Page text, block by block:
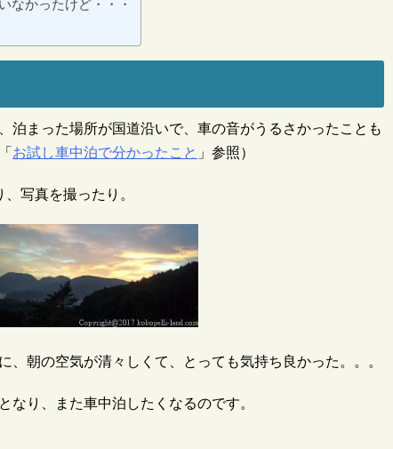
なかったけど・・・
泊まった場所が国道沿いで、車の音がうるさかったことも
お試し車中泊で分かったこと 」参照）
写真を撮ったり。
、朝の空気が清々しくて、とっても気持ち良かった。。。
なり、また車中泊したくなるのです。